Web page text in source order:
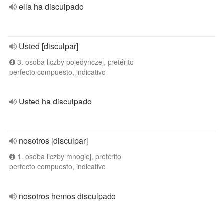
ella ha disculpado
Usted [disculpar]
3. osoba liczby pojedynczej, pretérito
perfecto compuesto, indicativo
Usted ha disculpado
nosotros [disculpar]
1. osoba liczby mnogiej, pretérito
perfecto compuesto, indicativo
nosotros hemos disculpado